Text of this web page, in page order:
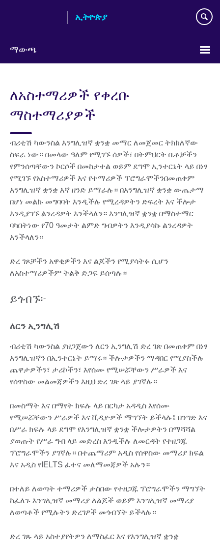
ኢትዮጵያ
ማውጫ
language
ለአስተማሪዎች የቀረቡ
ማስተማሪያዎች
ብሪቲሽ ካውንስል እንግሊዝኛ ቋንቋ መማር ለመጀመር ትክክለኛው
ስፍራ ነው። በመላው ዓለም የሚገኙ ሰዎች፣ በትምህርት ቤቶቻችን
የምንሰጣቸውን ኮርሶች በመከታተል ወይም ደግሞ ኢንተርኔት ላይ በነፃ
የሚገኙ የአስተማሪዎች እና የተማሪዎች ፕሮግራሞችንበመጠቀም
እንግሊዝኛ ቋንቋ እኛ ዘንድ ይማራሉ። በእንግሊዝኛ ቋንቋ ውጤታማ
በሆነ መልኩ መግባባት እንዲችሉ የሚረዳዎትን ድፍረት እና ችሎታ
እንዲያገኙ ልንረዳዎት እንችላለን። እንግሊዝኛ ቋንቋ በማስተማር
ባካበትነው የ70 ዓመታት ልምድ ግብዎትን እንዲያሳኩ ልንረዳዎት
እንችላለን።
ድረ ገጾቻችን አዋቂዎችን እና ልጆችን የሚያሳትፉ ሲሆን
ለአስተማሪዎችም ትልቅ ድጋፍ ይሰጣሉ።
ይጎብኙ፦
ለርን ኢንግሊሽ
ብሪቲሽ ካውንስል ያዘጋጀውን ለርን ኢንግሊሽ ድረ ገጽ በመጠቀም በነፃ
እንግሊዝኛን በኢንተርኔት ይማሩ። ችሎታዎችን ማዳበር የሚያስችሉ
ጨዋታዎችን፣ ታሪኮችን፣ እየሰሙ የሚሠሯቸውን ሥራዎች እና
የሰዋስው መልመጃዎችን እዚህ ድረ ገጽ ላይ ያገኛሉ።
በመስማት እና በማየት ክፍሉ ላይ በርካታ አዳዲስ እየሰሙ
የሚሠሯቸውን ሥራዎች እና ቪዲዮዎች ማግኘት ይችላሉ፤ በንግድ እና
በሥራ ክፍሉ ላይ ደግሞ የእንግሊዝኛ ቋንቋ ችሎታዎትን በማሻሻል
ያወጡት የሥራ ግብ ላይ መድረስ እንዲችሉ ለመርዳት የተዘጋጁ
ፕሮግራሞችን ያገኛሉ። በተጨማሪም አዲስ የሰዋስው መማሪያ ክፍል
እና አዲስ የIELTS ፈተና መለማመጃዎች አሉን።
በተለይ ለወጣት ተማሪዎች ታስበው የተዘጋጁ ፕሮግራሞችን ማግኘት
ከፈለጉ እንግሊዝኛ መማሪያ ለልጆች ወይም እንግሊዝኛ መማሪያ
ለወጣቶች የሚሉትን ድረገፆች መጎብኘት ይችላሉ።
ድረ ገጹ ላይ አስተያየትዎን ለማስፈር እና የእንግሊዝኛ ቋንቋ